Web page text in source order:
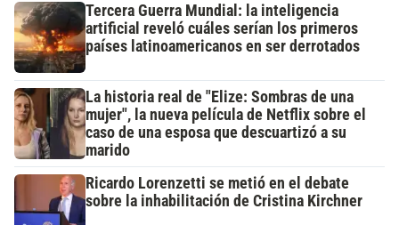
Tercera Guerra Mundial: la inteligencia
artificial reveló cuáles serían los primeros
países latinoamericanos en ser derrotados
La historia real de "Elize: Sombras de una
mujer", la nueva película de Netflix sobre el
caso de una esposa que descuartizó a su
marido
Ricardo Lorenzetti se metió en el debate
sobre la inhabilitación de Cristina Kirchner